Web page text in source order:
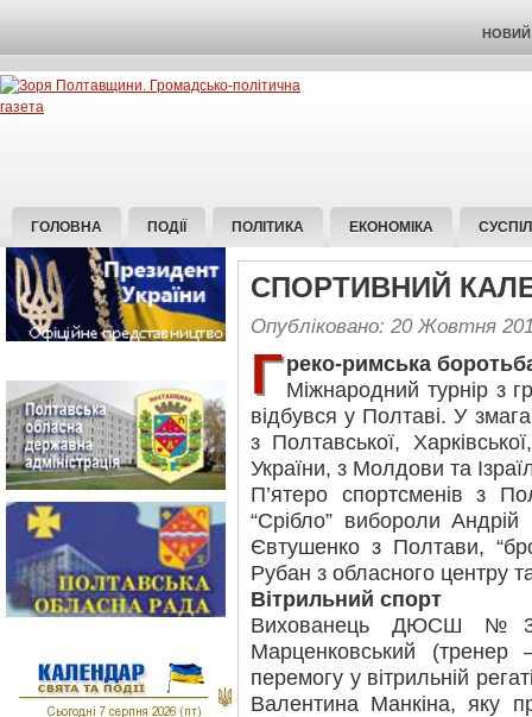
НОВИЙ
ГОЛОВНА ПОДІЇ ПОЛІТИКА ЕКОНОМІКА
СПОРТИВНИЙ
Опубліковано: 20 Жовтня
Г реко-римська
Міжнародний турнір з
відбувся у Полтаві. У
з Полтавської,
України, з Молдови та
П’ятеро спортсменів з
“Срібло” вибороли
Євтушенко з Полтави,
Рубан з обласного центру
Вітрильний спорт
Вихованець ДЮСШ №3
Марценковський (тренер
перемогу у вітрильній
Валентина Манкіна, яку